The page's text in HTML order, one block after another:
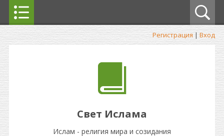
Регистрация | Вход
Свет Ислама
Ислам - религия мира и созидания